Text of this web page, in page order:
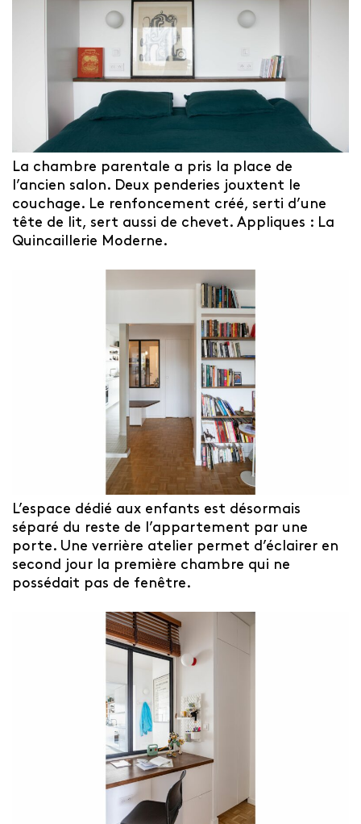
La chambre parentale a pris la place de
l’ancien salon. Deux penderies jouxtent le
couchage. Le renfoncement créé, serti d’une
tête de lit, sert aussi de chevet. Appliques : La
Quincaillerie Moderne.
L’espace dédié aux enfants est désormais
séparé du reste de l’appartement par une
porte. Une verrière atelier permet d’éclairer en
second jour la première chambre qui ne
possédait pas de fenêtre.